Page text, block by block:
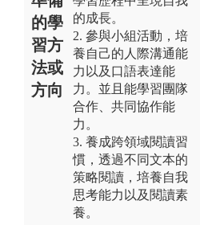
的學
習方
法或
方向
的成長。
2. 參與小組活動，培
養自己的人際溝通能
力以及口語表達能
力。並且能學習團隊
合作、共同協作能
力。
3. 養成跨領域閱讀習
慣，透過不同文本的
策略閱讀，培養自我
思考能力以及閱讀素
養。